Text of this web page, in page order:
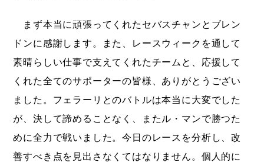
まず本当に頑張ってくれたセバスチャンとブレン
ドンに感謝します。また、レースウィークを通して
素晴らしい仕事で支えてくれたチームと、応援して
くれた全てのサポーターの皆様、ありがとうござい
ました。フェラーリとのバトルは本当に大変でした
が、決して諦めることなく、またル・マンで勝つた
めに全力で戦いました。今日のレースを分析し、改
善すべき点を見出さなくてはなりません。個人的に